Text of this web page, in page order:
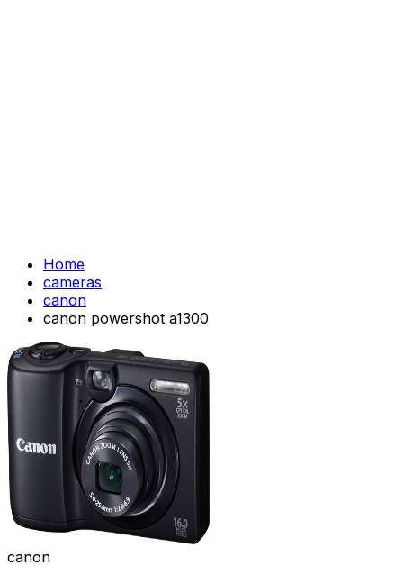
Home
cameras
canon
canon powershot a1300
canon